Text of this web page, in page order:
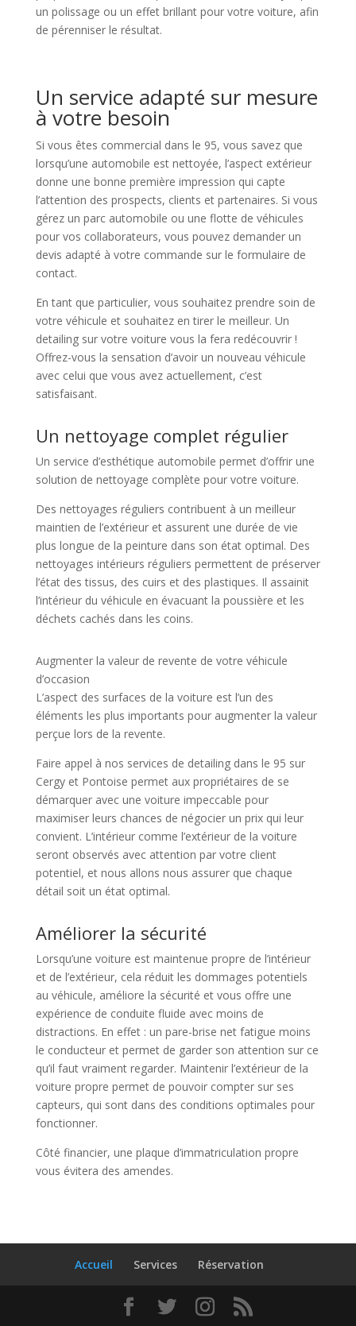
un polissage ou un effet brillant pour votre voiture, afin
de pérenniser le résultat.
Un service adapté sur mesure
à votre besoin
Si vous êtes commercial dans le 95, vous savez que
lorsqu’une automobile est nettoyée, l’aspect extérieur
donne une bonne première impression qui capte
l’attention des prospects, clients et partenaires. Si vous
gérez un parc automobile ou une flotte de véhicules
pour vos collaborateurs, vous pouvez demander un
devis adapté à votre commande sur le formulaire de
contact.
En tant que particulier, vous souhaitez prendre soin de
votre véhicule et souhaitez en tirer le meilleur. Un
detailing sur votre voiture vous la fera redécouvrir !
Offrez-vous la sensation d’avoir un nouveau véhicule
avec celui que vous avez actuellement, c’est
satisfaisant.
Un nettoyage complet régulier
Un service d’esthétique automobile permet d’offrir une
solution de nettoyage complète pour votre voiture.
Des nettoyages réguliers contribuent à un meilleur
maintien de l’extérieur et assurent une durée de vie
plus longue de la peinture dans son état optimal. Des
nettoyages intérieurs réguliers permettent de préserver
l’état des tissus, des cuirs et des plastiques. Il assainit
l’intérieur du véhicule en évacuant la poussière et les
déchets cachés dans les coins.
Augmenter la valeur de revente de votre véhicule
d’occasion
L’aspect des surfaces de la voiture est l’un des
éléments les plus importants pour augmenter la valeur
perçue lors de la revente.
Faire appel à nos services de detailing dans le 95 sur
Cergy et Pontoise permet aux propriétaires de se
démarquer avec une voiture impeccable pour
maximiser leurs chances de négocier un prix qui leur
convient. L’intérieur comme l’extérieur de la voiture
seront observés avec attention par votre client
potentiel, et nous allons nous assurer que chaque
détail soit un état optimal.
Améliorer la sécurité
Lorsqu’une voiture est maintenue propre de l’intérieur
et de l’extérieur, cela réduit les dommages potentiels
au véhicule, améliore la sécurité et vous offre une
expérience de conduite fluide avec moins de
distractions. En effet : un pare-brise net fatigue moins
le conducteur et permet de garder son attention sur ce
qu’il faut vraiment regarder. Maintenir l’extérieur de la
voiture propre permet de pouvoir compter sur ses
capteurs, qui sont dans des conditions optimales pour
fonctionner.
Côté financier, une plaque d’immatriculation propre
vous évitera des amendes.
Accueil Services Réservation